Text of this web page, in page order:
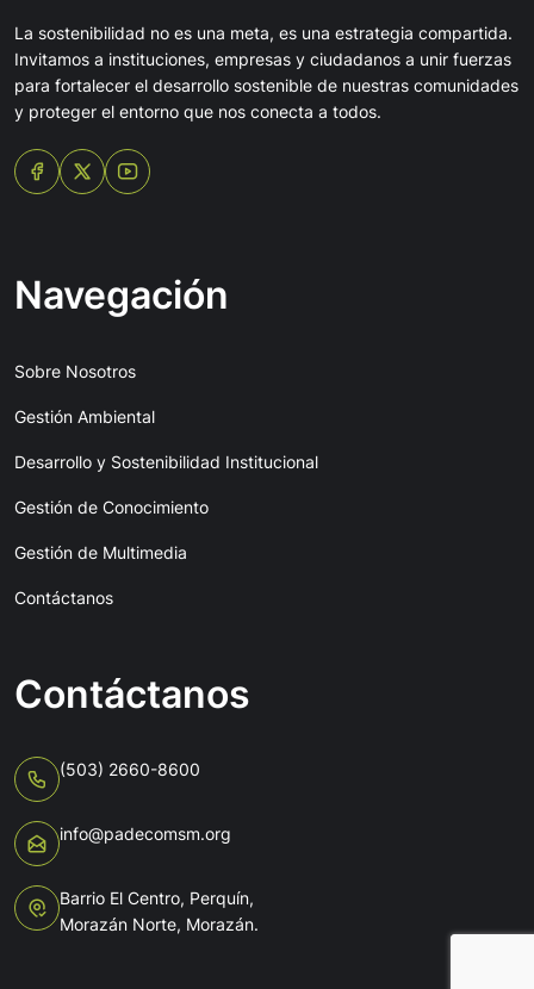
La sostenibilidad no es una meta, es una estrategia compartida.
Invitamos a instituciones, empresas y ciudadanos a unir fuerzas
para fortalecer el desarrollo sostenible de nuestras comunidades
y proteger el entorno que nos conecta a todos.
Navegación
Sobre Nosotros
Gestión Ambiental
Desarrollo y Sostenibilidad Institucional
Gestión de Conocimiento
Gestión de Multimedia
Contáctanos
Contáctanos
(503) 2660-8600
info@padecomsm.org
Barrio El Centro, Perquín,
Morazán Norte, Morazán.